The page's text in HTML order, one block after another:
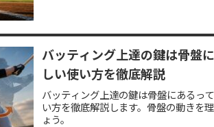
バッティング上達の鍵は骨盤
しい使い方を徹底解説
バッティング上達の鍵は骨盤にあるっ
い方を徹底解説します。骨盤の動きを
ょう。